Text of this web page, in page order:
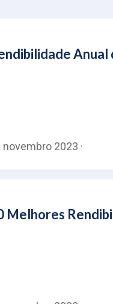
Anual
novembro 2023 ·
Melhores